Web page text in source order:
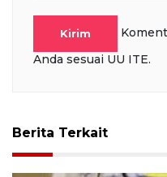
Kirim
Anda sesuai UU ITE.
Berita Terkait